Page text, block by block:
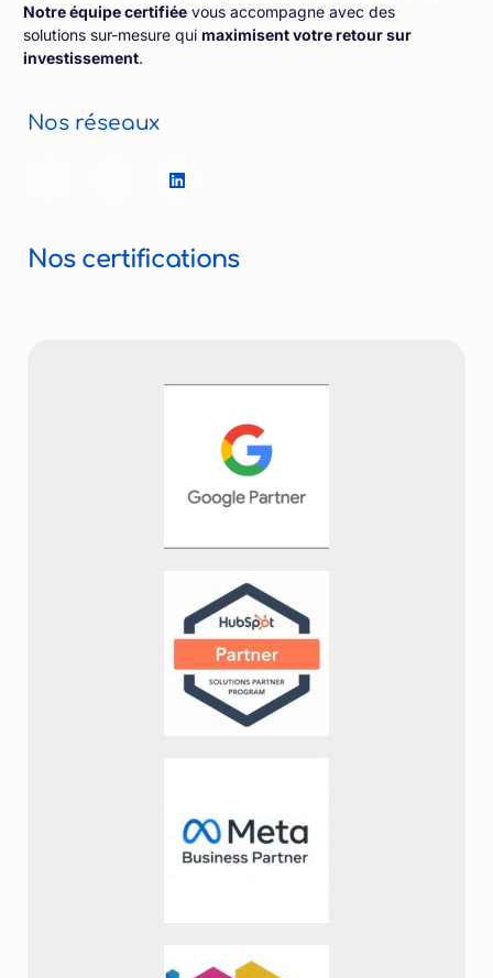
Notre équipe certifiée vous accompagne avec des
solutions sur-mesure qui maximisent votre retour sur
investissement.
Nos réseaux
Nos certifications